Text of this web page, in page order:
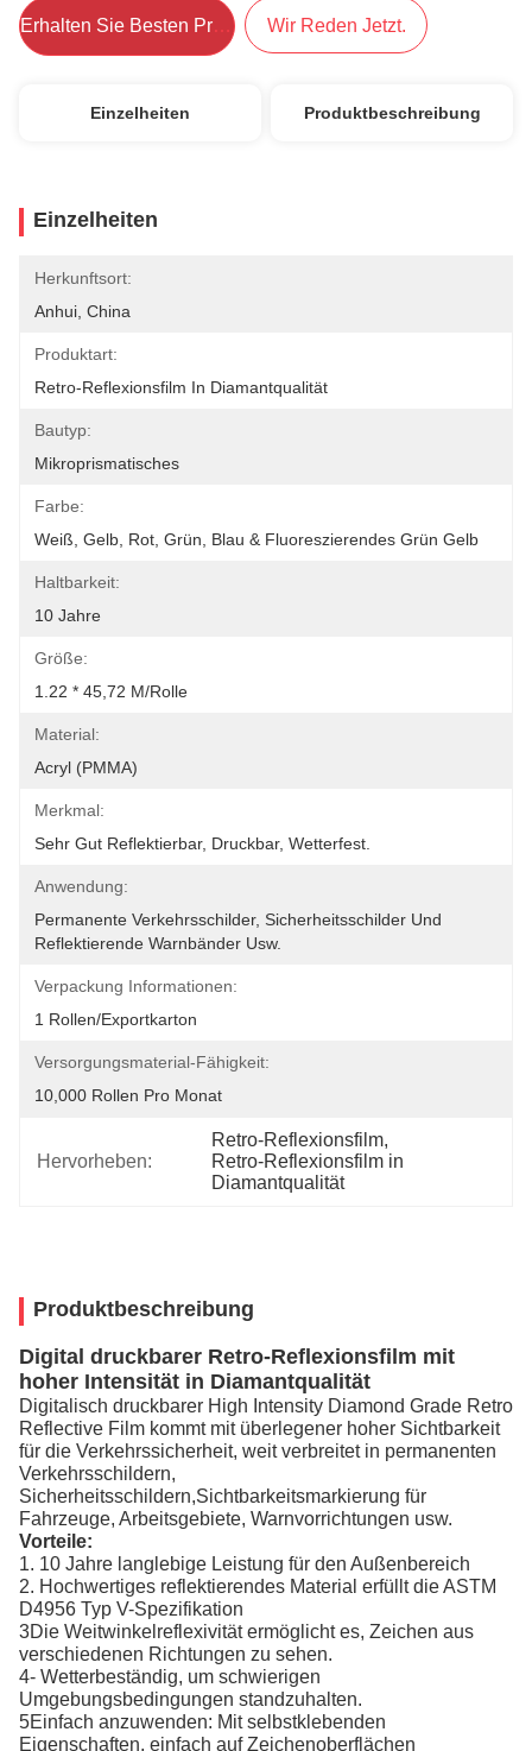
Erhalten Sie Besten Preis Wir Reden Jetzt.
Einzelheiten Produktbeschreibung
Einzelheiten
Herkunftsort:
Anhui, China
Produktart:
Retro-Reflexionsfilm In Diamantqualität
Bautyp:
Mikroprismatisches
Farbe:
Weiß, Gelb, Rot, Grün, Blau & Fluoreszierendes Grün Gelb
Haltbarkeit:
10 Jahre
Größe:
1.22 * 45,72 M/Rolle
Material:
Acryl (PMMA)
Merkmal:
Sehr Gut Reflektierbar, Druckbar, Wetterfest.
Anwendung:
Permanente Verkehrsschilder, Sicherheitsschilder Und
Reflektierende Warnbänder Usw.
Verpackung Informationen:
1 Rollen/Exportkarton
Versorgungsmaterial-Fähigkeit:
10,000 Rollen Pro Monat
Hervorheben:
Retro-Reflexionsfilm,
Retro-Reflexionsfilm in
Diamantqualität
Produktbeschreibung
Digital druckbarer Retro-Reflexionsfilm mit
hoher Intensität in Diamantqualität
Digitalisch druckbarer High Intensity Diamond Grade Retro
Reflective Film kommt mit überlegener hoher Sichtbarkeit
für die Verkehrssicherheit, weit verbreitet in permanenten
Verkehrsschildern,
Sicherheitsschildern,Sichtbarkeitsmarkierung für
Fahrzeuge, Arbeitsgebiete, Warnvorrichtungen usw.
Vorteile:
1. 10 Jahre langlebige Leistung für den Außenbereich
2. Hochwertiges reflektierendes Material erfüllt die ASTM
D4956 Typ V-Spezifikation
3Die Weitwinkelreflexivität ermöglicht es, Zeichen aus
verschiedenen Richtungen zu sehen.
4- Wetterbeständig, um schwierigen
Umgebungsbedingungen standzuhalten.
5Einfach anzuwenden: Mit selbstklebenden
Eigenschaften, einfach auf Zeichenoberflächen